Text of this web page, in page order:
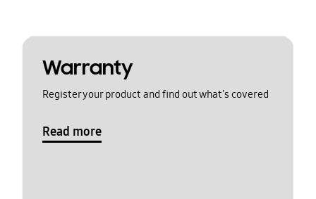
Warranty
Register your product and find out what's covered
Read more